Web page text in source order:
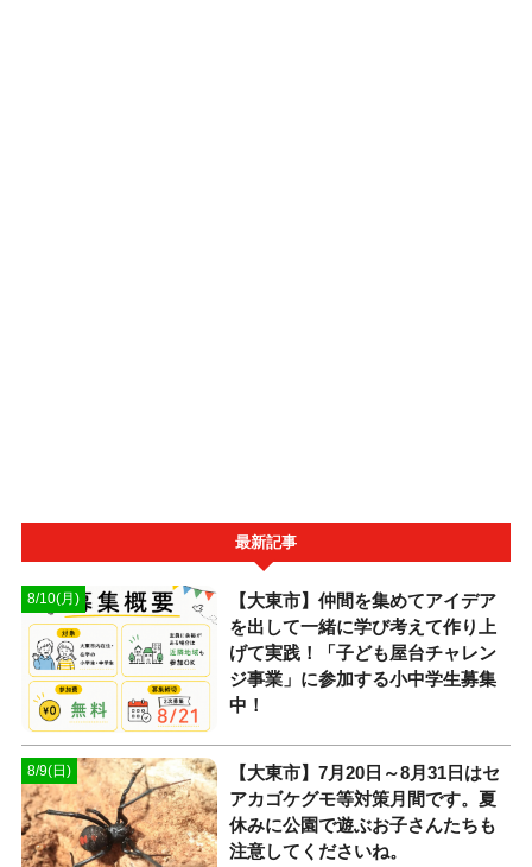
最新記事
8/10(月)
【大東市】仲間を集めてアイデア
を出して一緒に学び考えて作り上
げて実践！「子ども屋台チャレン
ジ事業」に参加する小中学生募集
中！
8/9(日)
【大東市】7月20日～8月31日はセ
アカゴケグモ等対策月間です。夏
休みに公園で遊ぶお子さんたちも
注意してくださいね。